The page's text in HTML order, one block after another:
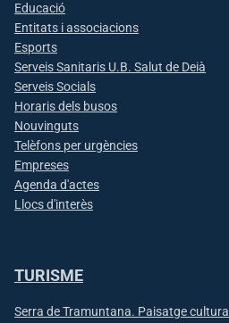
Educació
Entitats i associacions
Esports
Serveis Sanitaris U.B. Salut de Deià
Serveis Socials
Horaris dels busos
Nouvinguts
Telèfons per urgències
Empreses
Agenda d'actes
Llocs d'interès
TURISME
Serra de Tramuntana. Paisatge cultural